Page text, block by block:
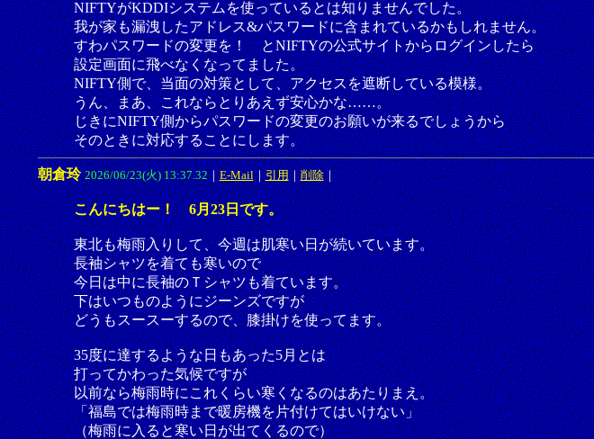
NIFTYがKDDIシステムを使っているとは知りませんでした。
我が家も漏洩したアドレス&パスワードに含まれているかもしれません。
すわパスワードの変更を！ とNIFTYの公式サイトからログインしたら
設定画面に飛べなくなってました。
NIFTY側で、当面の対策として、アクセスを遮断している模様。
うん、まあ、これならとりあえず安心かな……。
じきにNIFTY側からパスワードの変更のお願いが来るでしょうから
そのときに対応することにします。
朝倉玲 2026/06/23(火) 13:37.32｜E-Mail｜引用｜削除｜
こんにちはー！ 6月23日です。
東北も梅雨入りして、今週は肌寒い日が続いています。
長袖シャツを着ても寒いので
今日は中に長袖のＴシャツも着ています。
下はいつものようにジーンズですが
どうもスースーするので、膝掛けを使ってます。
35度に達するような日もあった5月とは
打ってかわった気候ですが
以前なら梅雨時にこれくらい寒くなるのはあたりまえ。
「福島では梅雨時まで暖房機を片付けてはいけない」
（梅雨に入ると寒い日が出てくるので）